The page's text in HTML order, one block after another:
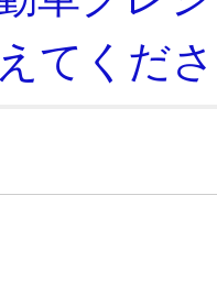
てくだ